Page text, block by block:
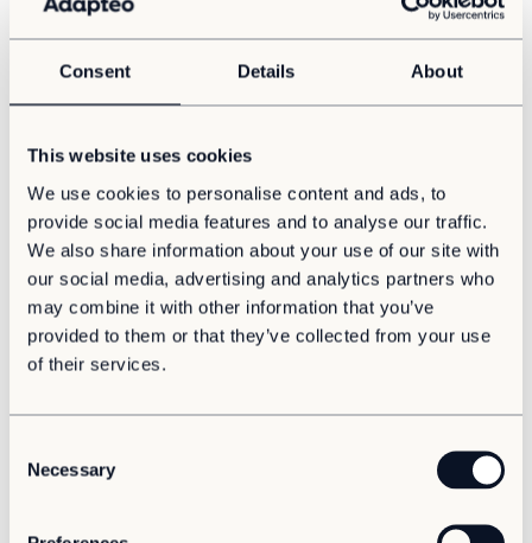
Consent Details About
This website uses cookies
We use cookies to personalise content and ads, to
provide social media features and to analyse our traffic.
We also share information about your use of our site with
our social media, advertising and analytics partners who
may combine it with other information that you’ve
provided to them or that they’ve collected from your use
of their services.
Necessary
du har:
Byggteknisk utbildning eller motsvarande
Kommunicerar flytande på svenska och engelska i
tal och skrift
Minst B körkort
Som person är du nyfiken och lyhörd vilket bidrar till
dina goda kommunikativa egenskaper och förmågan
att engagera och leda samarbeten. Hos oss passar du
bäst som är prestigelös och delar med dig av dina
erfarenheter och kunskaper. Du arbetar lika bra ensam
organiserat och strukturerat.
Vi erbjuder
En utvecklande roll i ett framtidsinriktat företag. På